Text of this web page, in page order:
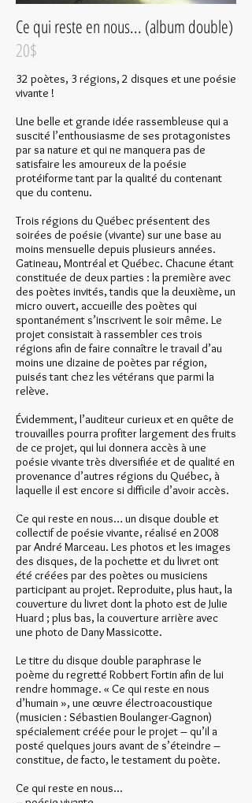
Ce qui reste en nous... (album double)
20$
32 poètes, 3 régions, 2 disques et une poésie
vivante !
Une belle et grande idée rassembleuse qui a
suscité l’enthousiasme de ses protagonistes
par sa nature et qui ne manquera pas de
satisfaire les amoureux de la poésie
protéiforme tant par la qualité du contenant
que du contenu.
Trois régions du Québec présentent des
soirées de poésie (vivante) sur une base au
moins mensuelle depuis plusieurs années.
Gatineau, Montréal et Québec. Chacune étant
constituée de deux parties : la première avec
des poètes invités, tandis que la deuxième, un
micro ouvert, accueille des poètes qui
spontanément s’inscrivent le soir même. Le
projet consistait à rassembler ces trois
régions afin de faire connaître le travail d’au
moins une dizaine de poètes par région,
puisés tant chez les vétérans que parmi la
relève.
Évidemment, l’auditeur curieux et en quête de
trouvailles pourra profiter largement des fruits
de ce projet, qui lui donnera accès à une
poésie vivante très diversifiée et de qualité en
provenance d’autres régions du Québec, à
laquelle il est encore si difficile d’avoir accès.
Ce qui reste en nous… un disque double et
collectif de poésie vivante, réalisé en 2008
par André Marceau. Les photos et les images
des disques, de la pochette et du livret ont
été créées par des poètes ou musiciens
participant au projet. Reproduite, plus haut, la
couverture du livret dont la photo est de Julie
Huard ; plus bas, la couverture arrière avec
une photo de Dany Massicotte.
Le titre du disque double paraphrase le
poème du regretté Robbert Fortin afin de lui
rendre hommage. « Ce qui reste en nous
d’humain », une œuvre électroacoustique
(musicien : Sébastien Boulanger-Gagnon)
spécialement créée pour le projet – qu’il a
posté quelques jours avant de s’éteindre –
constitue, de facto, le testament du poète.
Ce qui reste en nous...